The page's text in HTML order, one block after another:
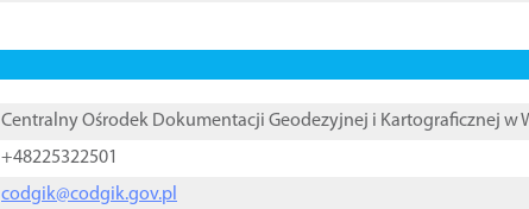
Centralny Ośrodek Dokumentacji Geodezyjnej i Kartograficznej w
+48225322501
codgik@codgik.gov.pl